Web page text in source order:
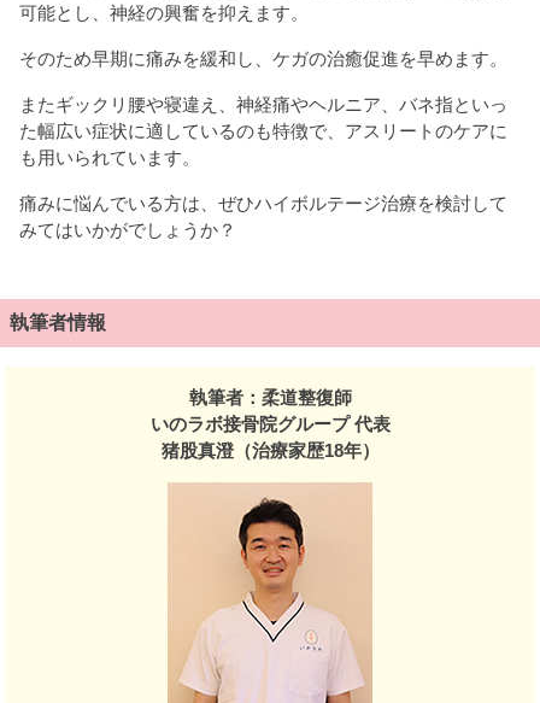
可能とし、神経の興奮を抑えます。
そのため早期に痛みを緩和し、ケガの治癒促進を早めます。
またギックリ腰や寝違え、神経痛やヘルニア、バネ指といっ
た幅広い症状に適しているのも特徴で、アスリートのケアに
も用いられています。
痛みに悩んでいる方は、ぜひハイボルテージ治療を検討して
みてはいかがでしょうか？
執筆者情報
執筆者：柔道整復師
いのラボ接骨院グループ 代表
猪股真澄（治療家歴18年）